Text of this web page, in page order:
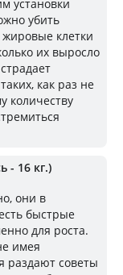
установки
убить
клетки
их выросло
как раз не
количеству
- 16 кг.)
они в
быстрые
для роста.
имея
раздают советы